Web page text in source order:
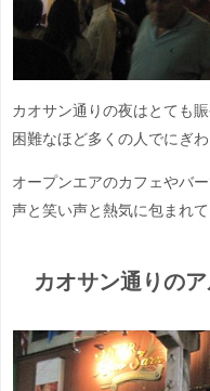
カオサン通りの夜はとても
困難なほど多くの人でにぎわ
オープンエアのカフェやバ
声と笑い声と熱気に包まれて
カオサン通りの